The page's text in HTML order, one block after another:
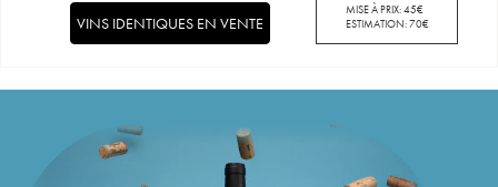
MISE À PRIX:45€
ESTIMATION:70€
VINS IDENTIQUES EN VENTE